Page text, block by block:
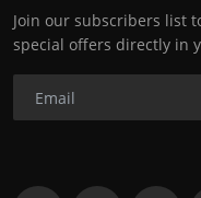
Join our subscribers list
special offers directly in